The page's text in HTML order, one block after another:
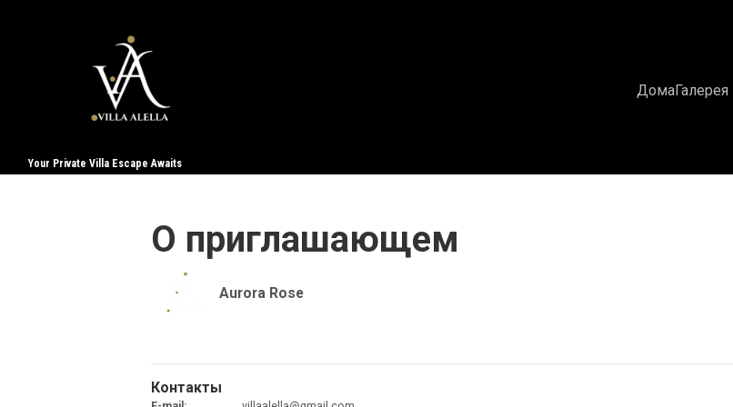
Your Private Villa Escape Awaits
ДомаГалерея
О приглашающем
Aurora Rose
Контакты